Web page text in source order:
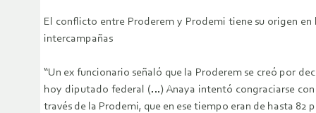
El conflicto entre Proderem y Prodemi tiene su origen
intercampañas
“Un ex funcionario señaló que la Proderem se creó por
hoy diputado federal (…) Anaya intentó congraciarse
través de la Prodemi, que en ese tiempo eran de hasta